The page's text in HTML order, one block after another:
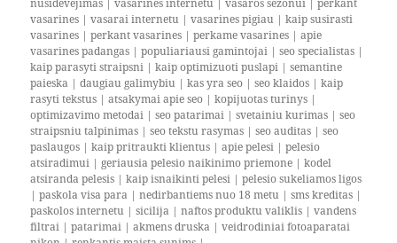
nusidevejimas |vasarines internetu |vasaros sezonui |perkant
vasarines |vasarai internetu |vasarines pigiau |kaip susirasti
vasarines |perkant vasarines |perkame vasarines |apie
vasarines padangas |populiariausi gamintojai |seo specialistas |
kaip parasyti straipsni |kaip optimizuoti puslapi |semantine
paieska |daugiau galimybiu |kas yra seo |seo klaidos |kaip
rasyti tekstus |atsakymai apie seo |kopijuotas turinys |
optimizavimo metodai |seo patarimai |svetainiu kurimas |seo
straipsniu talpinimas |seo tekstu rasymas |seo auditas |seo
paslaugos |kaip pritraukti klientus |apie pelesi |pelesio
atsiradimui | geriausia pelesio naikinimo priemone |kodel
atsiranda pelesis |kaip isnaikinti pelesi |pelesio sukeliamos ligos
|paskola visa para |nedirbantiems nuo 18 metu |sms kreditas |
paskolos internetu |sicilija |naftos produktu valiklis |vandens
filtrai |patarimai |akmens druska |veidrodiniai fotoaparatai